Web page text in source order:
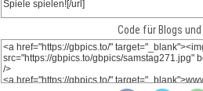
Code für Blogs und